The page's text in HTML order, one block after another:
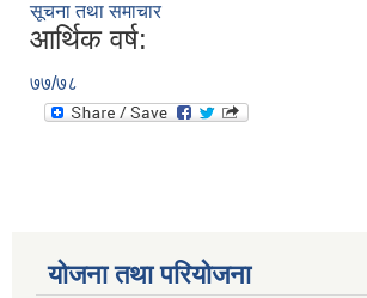
सूचना तथा समाचार
आर्थिक वर्ष:
७७/७८
योजना तथा परियोजना